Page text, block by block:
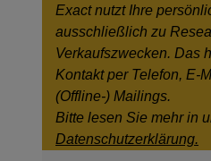
Exact nutzt Ihre
ausschließlich zu
Verkaufszwecken. Das
Kontakt per Telefon, E-
(Offline-) Mailings.
Bitte lesen Sie mehr in
Datenschutzerklärung.